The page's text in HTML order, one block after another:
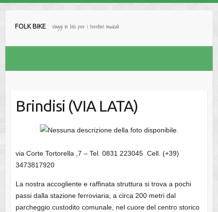
FOLK BIKE Viaggi in bici per i territori musicali
Brindisi (VIA LATA)
via Corte Tortorella ,7 – Tel. 0831 223045 Cell. (+39)
3473817920
La nostra accogliente e raffinata struttura si trova a pochi
passi dalla stazione ferroviaria, a circa 200 metri dal
parcheggio custodito comunale, nel cuore del centro storico